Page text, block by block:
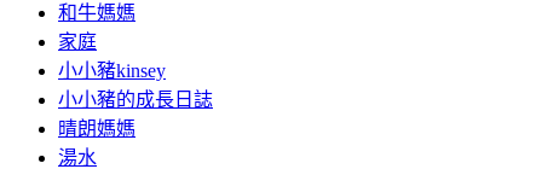
和牛媽媽
家庭
小小豬kinsey
小小豬的成長日誌
晴朗媽媽
湯水